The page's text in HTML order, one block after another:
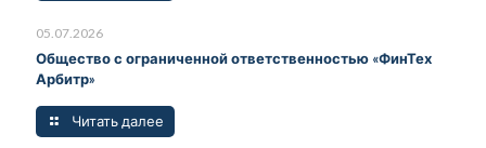
05.07.2026
Общество с ограниченной ответственностью «ФинТех
Арбитр»
Читать далее